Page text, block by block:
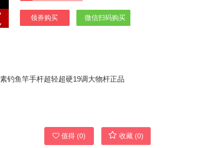
领券购买 微信扫码购买
值得 (0) 收藏 (0)